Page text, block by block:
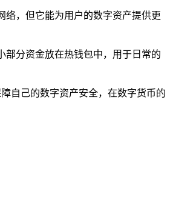
，但它能为用户的数字资产提供更
部分资金放在热钱包中，用于日常的
自己的数字资产安全，在数字货币的